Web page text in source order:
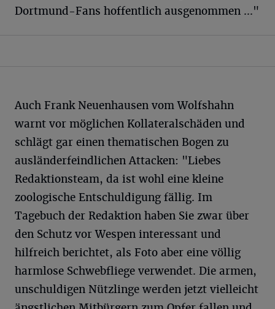
Dortmund-Fans hoffentlich ausgenommen ..."
Auch Frank Neuenhausen vom Wolfshahn
warnt vor möglichen Kollateralschäden und
schlägt gar einen thematischen Bogen zu
ausländerfeindlichen Attacken: "Liebes
Redaktionsteam, da ist wohl eine kleine
zoologische Entschuldigung fällig. Im
Tagebuch der Redaktion haben Sie zwar über
den Schutz vor Wespen interessant und
hilfreich berichtet, als Foto aber eine völlig
harmlose Schwebfliege verwendet. Die armen,
unschuldigen Nützlinge werden jetzt vielleicht